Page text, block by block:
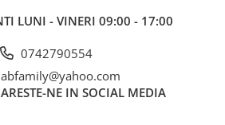
LUNI - VINERI 09:00 - 17:00
0742790554
NE IN SOCIAL MEDIA